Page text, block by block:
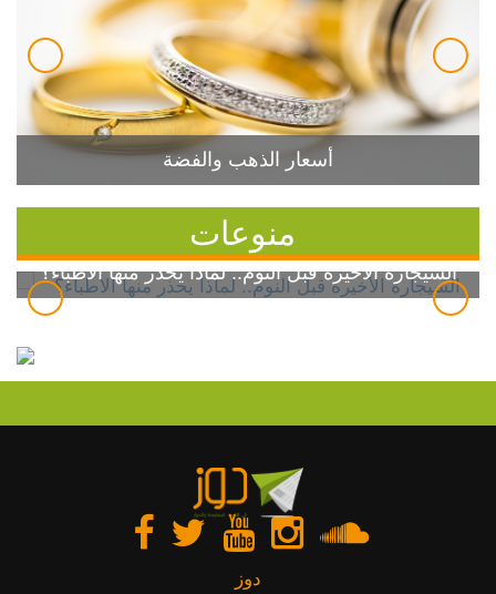
أسعار الذهب والفضة
منوعات
السيجارة الأخيرة قبل النوم.. لماذا يحذر منها الأطباء؟
دوز